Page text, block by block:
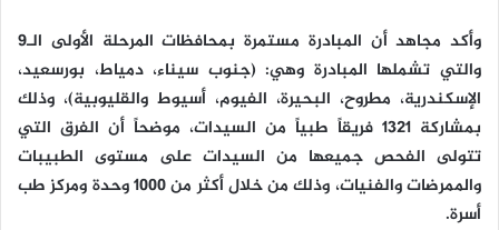
وأكد مجاهد أن المبادرة مستمرة بمحافظات المرحلة الأولى الـ9
والتي تشملها المبادرة وهي: (جنوب سيناء، دمياط، بورسعيد،
الإسكندرية، مطروح، البحيرة، الفيوم، أسيوط والقليوبية)، وذلك
بمشاركة 1321 فريقاً طبياً من السيدات، موضحاً أن الفرق التي
تتولى الفحص جميعها من السيدات على مستوى الطبيبات
والممرضات والفنيات، وذلك من خلال أكثر من 1000 وحدة ومركز طب
أسرة.